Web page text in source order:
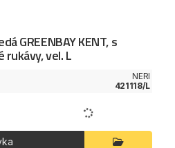
GREENBAY KENT, s
vel. L
NERI
421118/L